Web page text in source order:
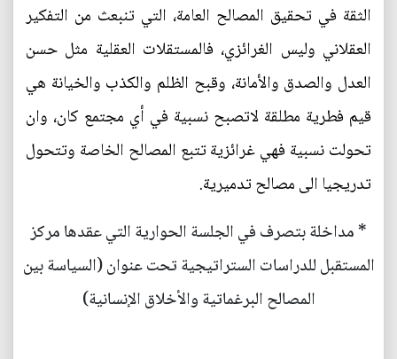
الثقة في تحقيق المصالح العامة، التي تنبعث من التفكير
العقلاني وليس الغرائزي، فالمستقلات العقلية مثل حسن
العدل والصدق والأمانة، وقبح الظلم والكذب والخيانة هي
قيم فطرية مطلقة لاتصبح نسبية في أي مجتمع كان، وان
تحولت نسبية فهي غرائزية تتبع المصالح الخاصة وتتحول
تدريجيا الى مصالح تدميرية.
* مداخلة بتصرف في الجلسة الحوارية التي عقدها مركز
المستقبل للدراسات الستراتيجية تحت عنوان (السياسة بين
المصالح البرغماتية والأخلاق الإنسانية)